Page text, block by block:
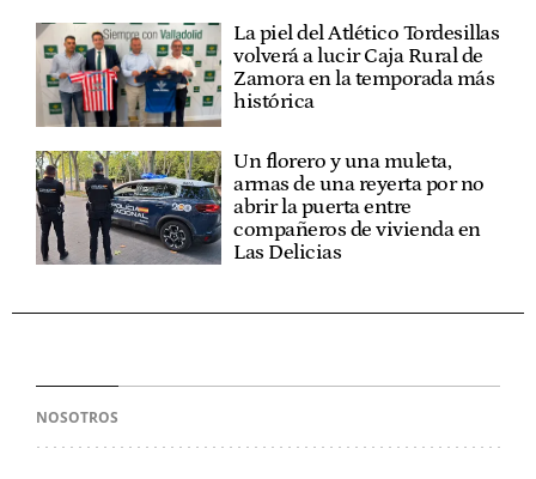
La piel del Atlético Tordesillas
volverá a lucir Caja Rural de
Zamora en la temporada más
histórica
Un florero y una muleta,
armas de una reyerta por no
abrir la puerta entre
compañeros de vivienda en
Las Delicias
NOSOTROS